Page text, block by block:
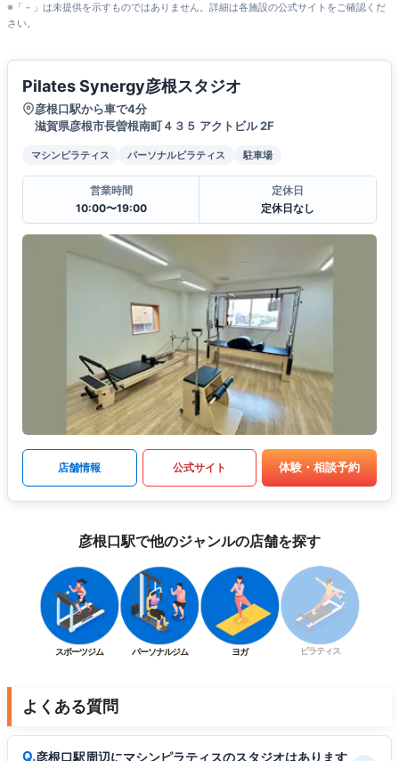
※「－」は未提供を示すものではありません。詳細は各施設の公式サイトをご確認くだ
さい。
Pilates Synergy彦根スタジオ
彦根口駅から車で4分
滋賀県彦根市長曽根南町４３５ アクトビル 2F
マシンピラティス パーソナルピラティス 駐車場
営業時間
10:00〜19:00
定休日
定休日なし
店舗情報 公式サイト 体験・相談予約
彦根口駅で他のジャンルの店舗を探す
スポーツジム パーソナルジム ヨガ ピラティス
よくある質問
彦根口駅周辺にマシンピラティスのスタジオはあります